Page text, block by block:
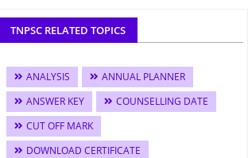
TNPSC RELATED TOPICS
ANALYSIS
ANNUAL PLANNER
ANSWER KEY
COUNSELLING DATE
CUT OFF MARK
DOWNLOAD CERTIFICATE